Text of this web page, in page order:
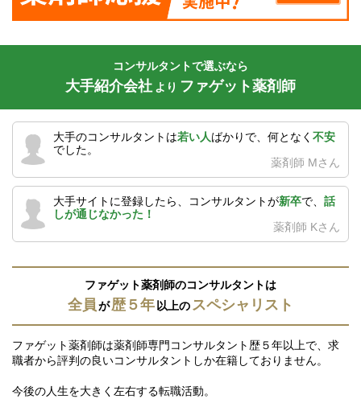
コンサルタントで選ぶなら
大手紹介会社 より ファゲット薬剤師
大手のコンサルタントは若い人ばかりで、何となく 不安
でした。
薬剤師 Mさん
大手サイトに登録したら、コンサルタントが新卒で、 話
しが通じなかった！
薬剤師 Kさん
ファゲット薬剤師のコンサルタントは
全員が歴５年以上のスペシャリスト
ファゲット薬剤師は薬剤師専門コンサルタント歴５年以上で、求
職者から評判の良いコンサルタントしか在籍しておりません。
今後の人生を大きく左右する転職活動。